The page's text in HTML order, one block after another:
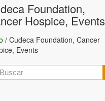
Foundation,
Hospice, Events
/ Cudeca Foundation, Cancer
Events